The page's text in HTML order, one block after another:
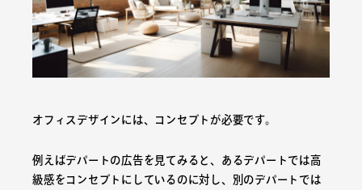
オフィスデザインには、コンセプトが必要です。
例えばデパートの広告を見てみると、あるデパートでは高
級感をコンセプトにしているのに対し、別のデパートでは